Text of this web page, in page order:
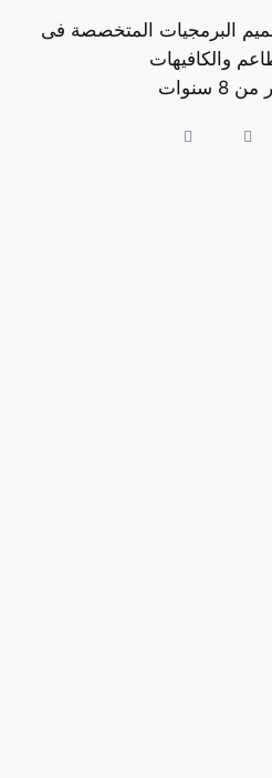
البرمجيات المتخصصة فى
والكافيهات
سنوات